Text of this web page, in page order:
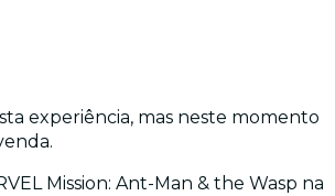
experiência, mas neste momento
Mission: Ant-Man & the Wasp na